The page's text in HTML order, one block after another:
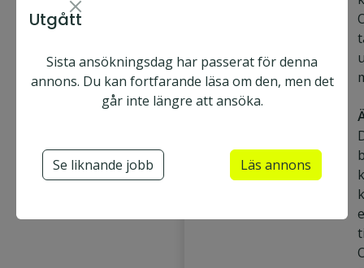
Ansök nu Utgått
Optician
Optikerassistent
Utgått
Sista ansökningsdag har passerat för denna
annons. Du kan fortfarande läsa om den, men det
går inte längre att ansöka.
Se liknande jobb Läs annons